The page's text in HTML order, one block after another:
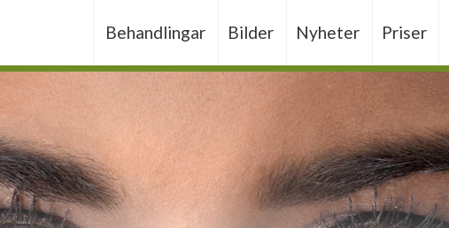
Behandlingar Bilder Nyheter Priser